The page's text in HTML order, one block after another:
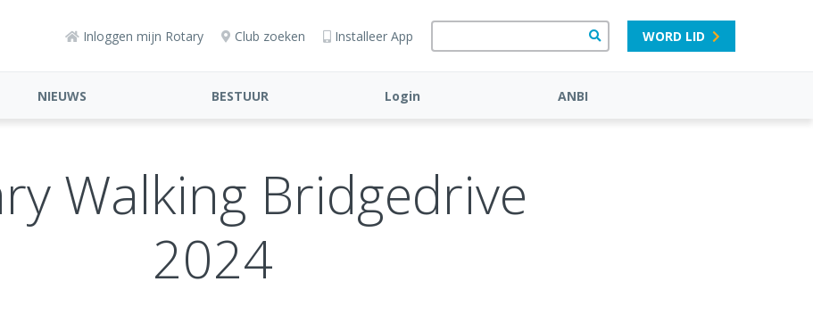
Inloggen mijn Rotary Club zoeken Installeer App WORD LID
NIEUWS BESTUUR Login ANBI
Walking Bridgedrive
2024